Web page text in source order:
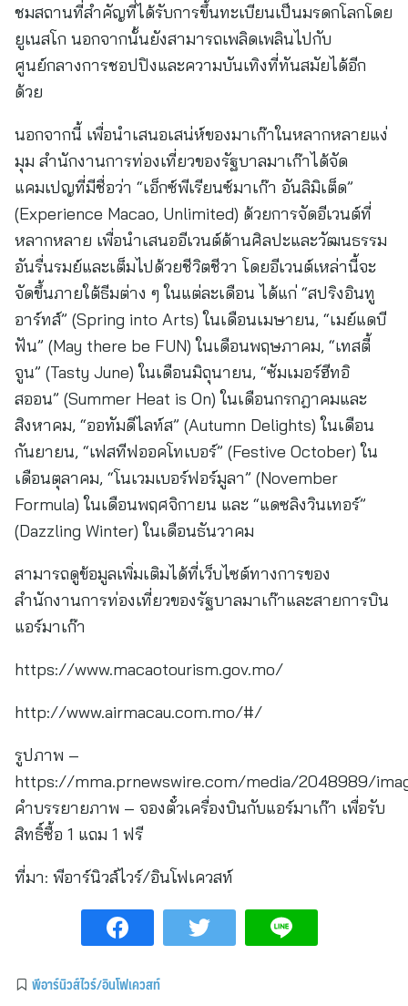
ชมสถานที่สำคัญที่ได้รับการขึ้นทะเบียนเป็นมรดกโลกโดย
ยูเนสโก นอกจากนั้นยังสามารถเพลิดเพลินไปกับ
ศูนย์กลางการชอปปิงและความบันเทิงที่ทันสมัยได้อีก
ด้วย
นอกจากนี้ เพื่อนำเสนอเสน่ห์ของมาเก๊าในหลากหลายแง่
มุม สำนักงานการท่องเที่ยวของรัฐบาลมาเก๊าได้จัด
แคมเปญที่มีชื่อว่า “เอ็กซ์พีเรียนซ์มาเก๊า อันลิมิเต็ด”
(Experience Macao, Unlimited) ด้วยการจัดอีเวนต์ที่
หลากหลาย เพื่อนำเสนออีเวนต์ด้านศิลปะและวัฒนธรรม
อันรื่นรมย์และเต็มไปด้วยชีวิตชีวา โดยอีเวนต์เหล่านี้จะ
จัดขึ้นภายใต้ธีมต่าง ๆ ในแต่ละเดือน ได้แก่ “สปริงอินทู
อาร์ทส์” (Spring into Arts) ในเดือนเมษายน, “เมย์แดบี
ฟัน” (May there be FUN) ในเดือนพฤษภาคม, “เทสตี้
จูน” (Tasty June) ในเดือนมิถุนายน, “ซัมเมอร์ฮีทอิ
สออน” (Summer Heat is On) ในเดือนกรกฎาคมและ
สิงหาคม, “ออทัมดีไลท์ส” (Autumn Delights) ในเดือน
กันยายน, “เฟสทีฟออคโทเบอร์” (Festive October) ใน
เดือนตุลาคม, “โนเวมเบอร์ฟอร์มูลา” (November
Formula) ในเดือนพฤศจิกายน และ “แดซลิงวินเทอร์”
(Dazzling Winter) ในเดือนธันวาคม
สามารถดูข้อมูลเพิ่มเติมได้ที่เว็บไซต์ทางการของ
สำนักงานการท่องเที่ยวของรัฐบาลมาเก๊าและสายการบิน
แอร์มาเก๊า
https://www.macaotourism.gov.mo/
http://www.airmacau.com.mo/#/
รูปภาพ –
https://mma.prnewswire.com/media/2048989/
คำบรรยายภาพ – จองตั๋วเครื่องบินกับแอร์มาเก๊า เพื่อรับ
สิทธิ์ซื้อ 1 แถม 1 ฟรี
ที่มา: พีอาร์นิวส์ไวร์/อินโฟเควสท์
พีอาร์นิวส์ไวร์/อินโฟเควสท์